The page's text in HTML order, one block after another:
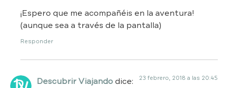
¡Espero que me acompañéis en la aventura!
(aunque sea a través de la pantalla)
Responder
Descubrir Viajandodice: 23 febrero, 2018 a las 20:45